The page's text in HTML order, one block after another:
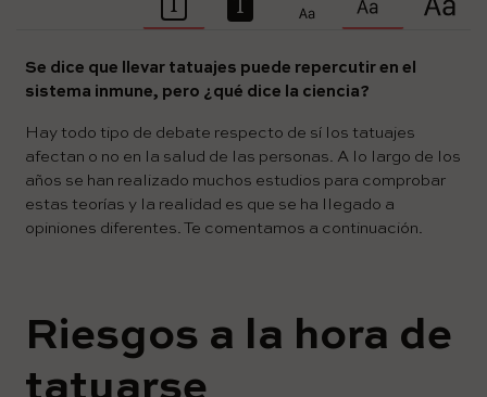
Se dice que llevar tatuajes puede repercutir en el
sistema inmune, pero ¿qué dice la ciencia?
Hay todo tipo de debate respecto de sí los tatuajes
afectan o no en la salud de las personas. A lo largo de los
años se han realizado muchos estudios para comprobar
estas teorías y la realidad es que se ha llegado a
opiniones diferentes. Te comentamos a continuación.
Riesgos a la hora de